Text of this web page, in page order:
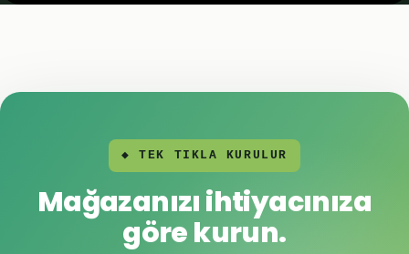
◆ TEK TIKLA KURULUR
Mağazanızı ihtiyacınıza
göre kurun.